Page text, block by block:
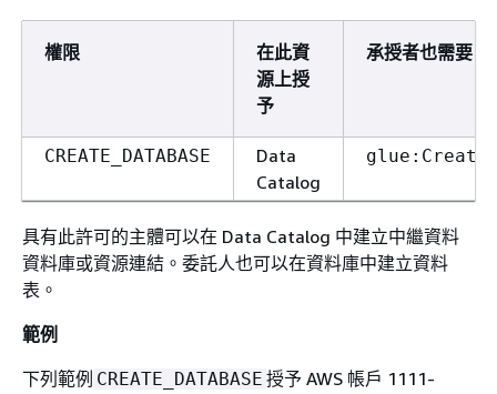
權限
在此資
源上授
予
承授者也需要
CREATE_DATABASE
Data
Catalog
具有此許可的主體可以在 Data Catalog 中建立中繼資料
資料庫或資源連結。委託人也可以在資料庫中建立資料
表。
範例
下列範例 CREATE_DATABASE 授予 AWS 帳戶 1111-